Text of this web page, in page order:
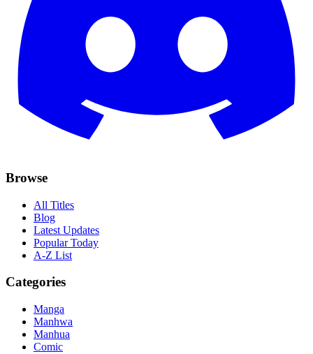
Browse
All Titles
Blog
Latest Updates
Popular Today
A-Z List
Categories
Manga
Manhwa
Manhua
Comic